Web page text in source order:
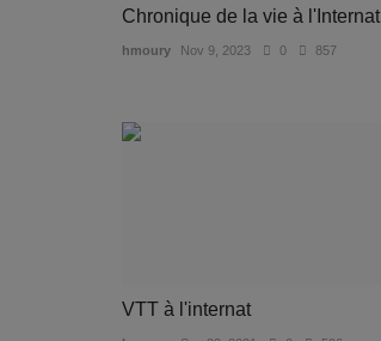
Chronique de la vie à l'Internat
hmoury Nov 9, 2023 0 857
VTT à l'internat